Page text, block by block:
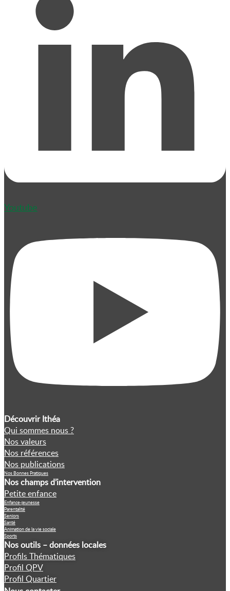
Youtube
Découvrir Ithéa
Qui sommes nous ?
Nos valeurs
Nos références
Nos publications
Nos Bonnes Pratiques
Nos champs d’intervention
Petite enfance
Enfance-jeunesse
Parentalité
Seniors
Santé
Animation de la vie sociale
Sports
Nos outils – données locales
Profils Thématiques
Profil QPV
Profil Quartier